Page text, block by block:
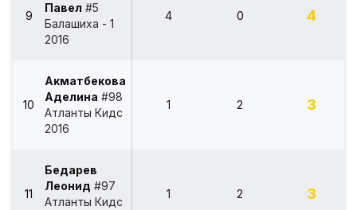
9
Павел #5
Балашиха - 1
2016
4 0 4
10
Акматбекова
Аделина #98
Атланты Кидс
2016
1 2 3
11
Бедарев
Леонид #97
Атланты Кидс
1 2 3